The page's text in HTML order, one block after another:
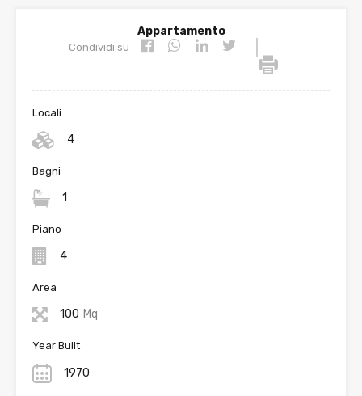
Appartamento
Condividi su
Locali
4
Bagni
1
Piano
4
Area
100 Mq
Year Built
1970